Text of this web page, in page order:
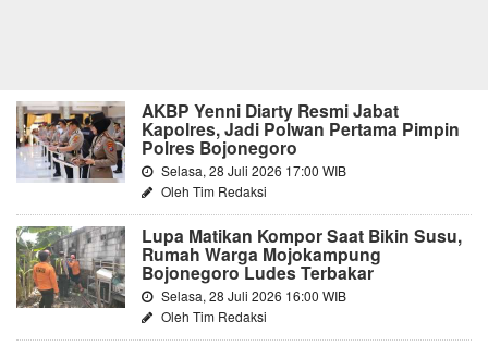
AKBP Yenni Diarty Resmi Jabat
Kapolres, Jadi Polwan Pertama Pimpin
Polres Bojonegoro
Selasa, 28 Juli 2026 17:00 WIB
Oleh Tim Redaksi
Lupa Matikan Kompor Saat Bikin Susu,
Rumah Warga Mojokampung
Bojonegoro Ludes Terbakar
Selasa, 28 Juli 2026 16:00 WIB
Oleh Tim Redaksi